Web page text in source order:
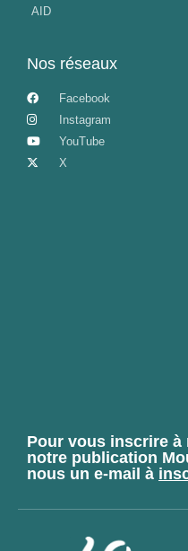
AID
Nos réseaux
Facebook
Instagram
YouTube
X
Pour vous inscrire à
notre publication
nous un e-mail à